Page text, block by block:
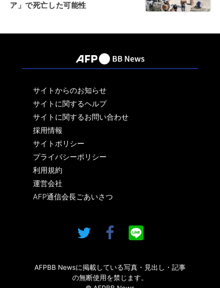
ア」で死亡した可能性
サイトからのお知らせ
サイトに関するヘルプ
サイトに関するお問い合わせ
採用情報
サイトポリシー
プライバシーポリシー
利用規約
運営会社
AFP通信会長ごあいさつ
AFPBB Newsに掲載している写真・見出し・記事
の無断使用を禁じます。